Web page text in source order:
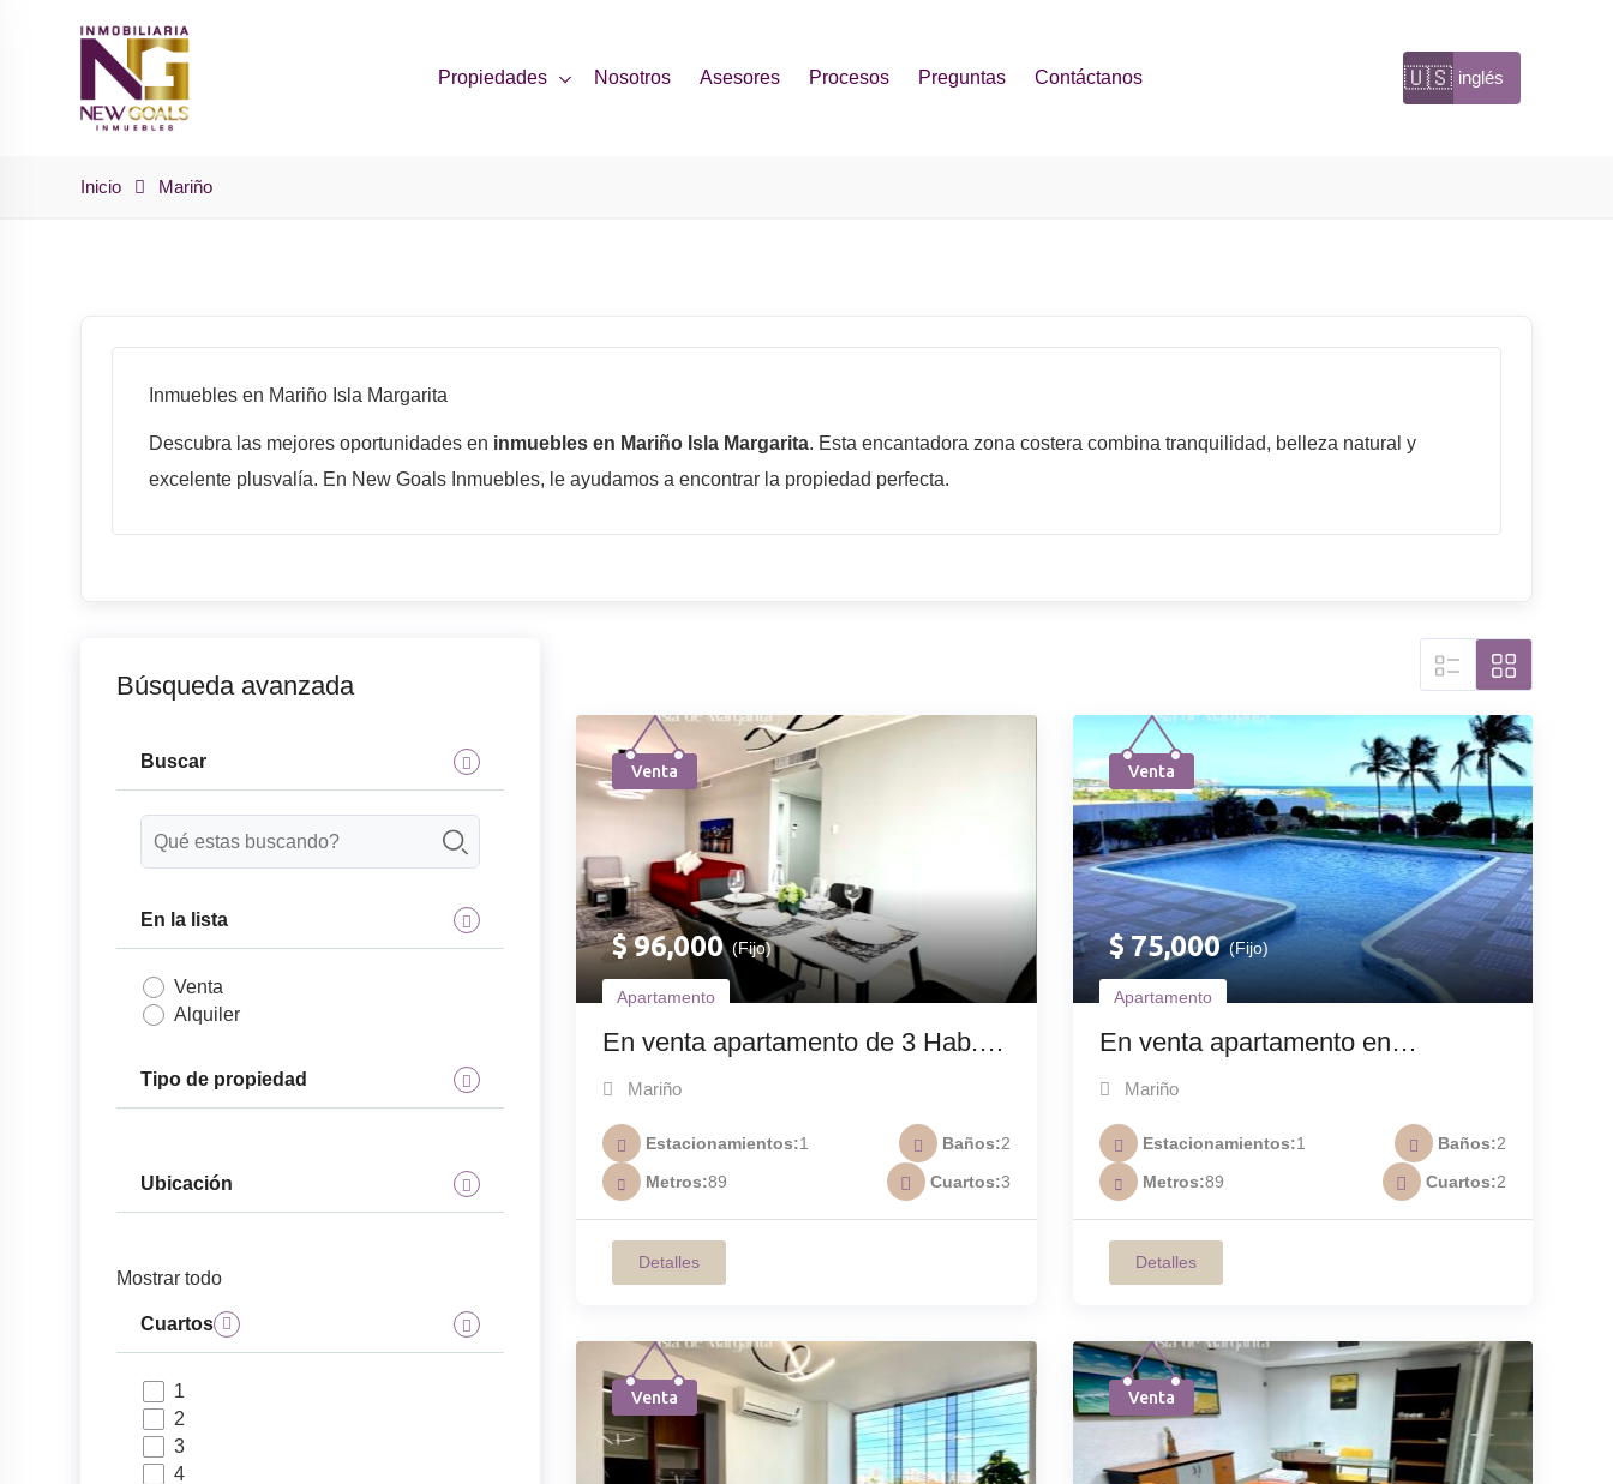
Propiedades Nosotros Asesores Procesos Preguntas Contáctanos 🇺🇸 inglés
Inicio Mariño
Inmuebles en Mariño Isla Margarita
Descubra las mejores oportunidades en inmuebles en Mariño Isla Margarita. Esta encantadora zona costera combina tranquilidad, belleza natural y
excelente plusvalía. En New Goals Inmuebles, le ayudamos a encontrar la propiedad perfecta.
Venta
$96,000 (Fijo)
Apartamento
En venta apartamento de 3 Hab.
en Residencias Pinamar A-010
Mariño
Estacionamientos 1 Baños 2
Metros 89 Cuartos 3
Detalles
Venta
$75,000 (Fijo)
Apartamento
En venta apartamento en
Residencia Esparta Suites A-011
Mariño
Estacionamientos 1 Baños 2
Metros 89 Cuartos 2
Detalles
Venta Venta
Búsqueda avanzada
Buscar
En la lista
Venta
Alquiler
Tipo de propiedad
Ubicación
Mostrar todo
Cuartos
1
2
3
4